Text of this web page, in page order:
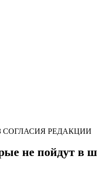
РЕДАКЦИИ
не пойдут в